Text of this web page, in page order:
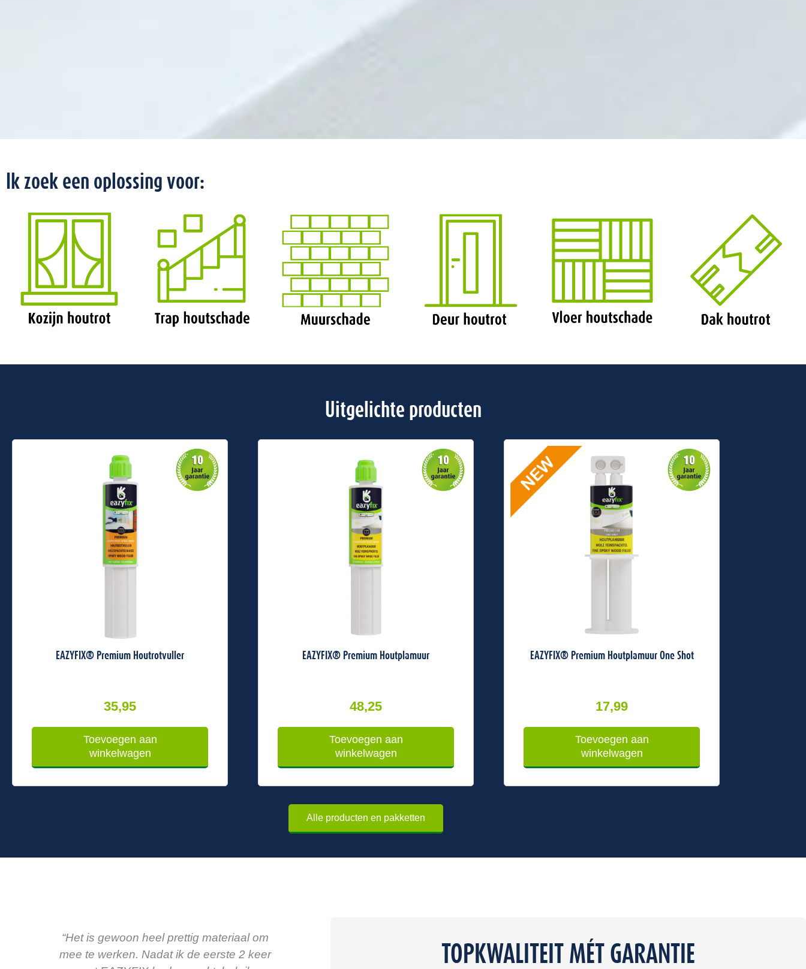
Ik zoek een oplossing voor:
Uitgelichte producten
EAZYFIX® Premium Houtrotvuller
35,95
Toevoegen aan
winkelwagen
EAZYFIX® Premium Houtplamuur
48,25
Toevoegen aan
winkelwagen
EAZYFIX® Premium Houtplamuur One Shot
17,99
Toevoegen aan
winkelwagen
Alle producten en pakketten
“Het is gewoon heel prettig materiaal om
mee te werken. Nadat ik de eerste 2 keer
TOPKWALITEIT MÉT GARANTIE